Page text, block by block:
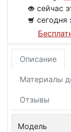
сейчас
сегодня
Описание
Материалы
Отзывы
Модель